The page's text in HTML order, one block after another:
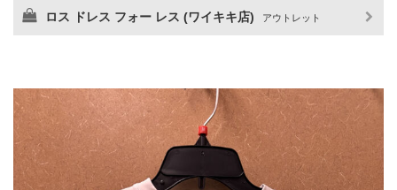
ロス ドレス フォー レス (ワイキキ店) アウトレット